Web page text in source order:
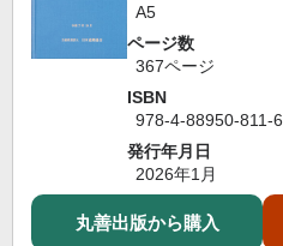
A5
ページ数
367ページ
ISBN
978-4-88950-811-6
発行年月日
2026年1月
丸善出版から購入